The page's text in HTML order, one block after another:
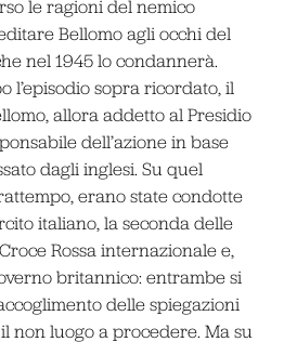
le ragioni del nemico
Bellomo agli occhi del
nel 1945 lo condannerà.
l’episodio sopra ricordato, il
allora addetto al Presidio
dell’azione in base
dagli inglesi. Su quel
erano state condotte
italiano, la seconda delle
Rossa internazionale e,
britannico: entrambe si
delle spiegazioni
non luogo a procedere. Ma su